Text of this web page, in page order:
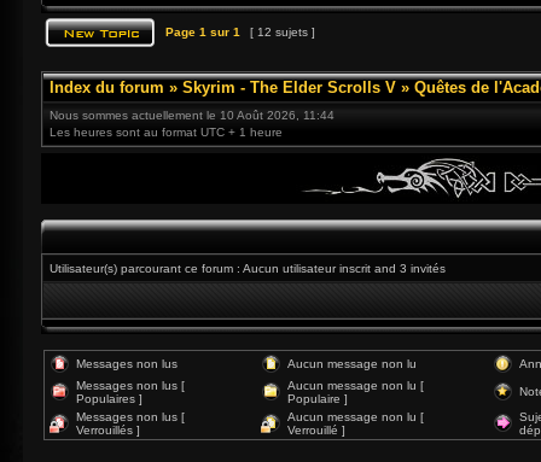
Page 1 sur 1 [ 12 sujets ]
Index du forum » Skyrim - The Elder Scrolls V » Quêtes de
Nous sommes actuellement le 10 Août 2026, 11:44
Les heures sont au format UTC + 1 heure
Utilisateur(s) parcourant ce forum : Aucun utilisateur inscrit and 3 invités
Messages non lus Aucun message non lu
Messages non lus [
Populaires ]
Aucun message non lu [
Populaire ]
Messages non lus [
Verrouillés ]
Aucun message non lu [
Verrouillé ]